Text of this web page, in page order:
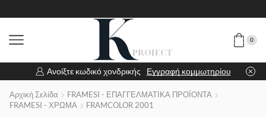
0
Ανοίξτε κωδικό χονδρικής Εγγραφή κομμωτηρίου
Αρχική Σελίδα
FRAMESI - ΕΠΑΓΓΕΛΜΑΤΙΚΑ ΠΡΟΪΟΝΤΑ
FRAMESI - ΧΡΩΜΑ
FRAMCOLOR 2001